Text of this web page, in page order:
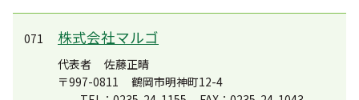
071 株式会社マルゴ
代表者
佐藤正晴
〒997-0811
鶴岡市明神町12-4